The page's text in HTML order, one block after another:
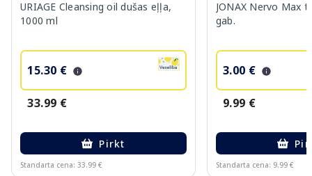
URIAGE Cleansing oil dušas eļļa,
1000 ml
15.30 €
33.99 €
Pirkt
Standarta cena: 33.99 €
JONAX Nervo Max
gab.
3.00 €
9.99 €
Standarta cena: 9.99 €